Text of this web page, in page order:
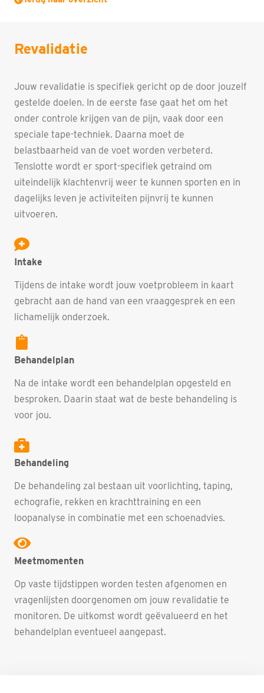
Revalidatie
Jouw revalidatie is specifiek gericht op de door jouzelf
gestelde doelen. In de eerste fase gaat het om het
onder controle krijgen van de pijn, vaak door een
speciale tape-techniek. Daarna moet de
belastbaarheid van de voet worden verbeterd.
Tenslotte wordt er sport-specifiek getraind om
uiteindelijk klachtenvrij weer te kunnen sporten en in
dagelijks leven je activiteiten pijnvrij te kunnen
uitvoeren.
Intake
Tijdens de intake wordt jouw voetprobleem in kaart
gebracht aan de hand van een vraaggesprek en een
lichamelijk onderzoek.
Behandelplan
Na de intake wordt een behandelplan opgesteld en
besproken. Daarin staat wat de beste behandeling is
voor jou.
Behandeling
De behandeling zal bestaan uit voorlichting, taping,
echografie, rekken en krachttraining en een
loopanalyse in combinatie met een schoenadvies.
Meetmomenten
Op vaste tijdstippen worden testen afgenomen en
vragenlijsten doorgenomen om jouw revalidatie te
monitoren. De uitkomst wordt geëvalueerd en het
behandelplan eventueel aangepast.